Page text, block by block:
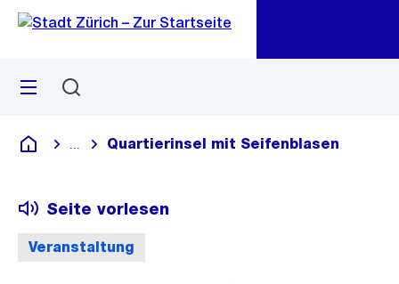
Navigation
Sprunglink
Menü
Deutsch
Blende alle Breadcrumbs ein
Quartierinsel mit Seifenblasen
Veranstaltung
Seite vorlesen